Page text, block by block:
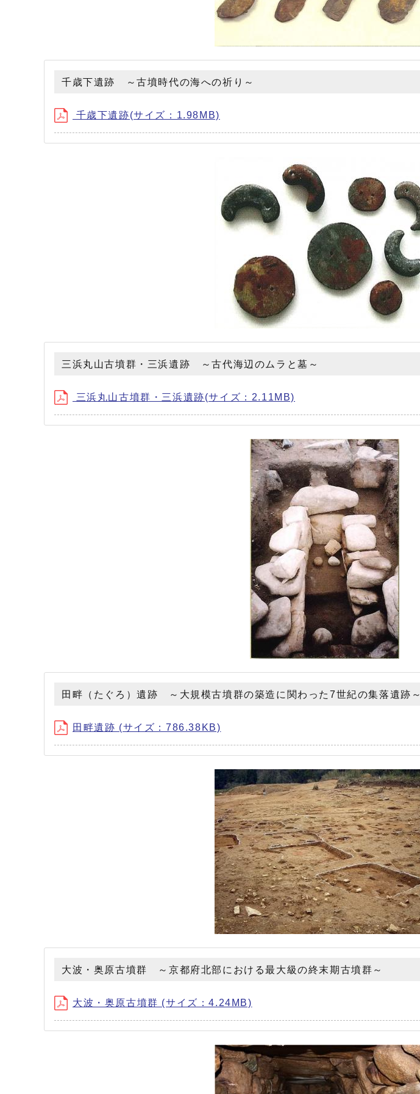
千歳下遺跡 ～古墳時代の海への祈り～
千歳下遺跡(サイズ：1.98MB)
三浜丸山古墳群・三浜遺跡 ～古代海辺のムラと墓～
三浜丸山古墳群・三浜遺跡(サイズ：2.11MB)
田畔（たぐろ）遺跡 ～大規模古墳群の築造に関わった7世紀の集落遺跡～
田畔遺跡 (サイズ：786.38KB)
大波・奥原古墳群 ～京都府北部における最大級の終末期古墳群～
大波・奥原古墳群 (サイズ：4.24MB)